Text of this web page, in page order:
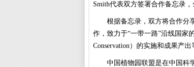
Smith代表双方签署合作备忘录，
根据备忘录，双方将合作分
作，致力于“一带一路”沿线国家
Conservation）的实施和成果产出
中国植物园联盟是在中国科